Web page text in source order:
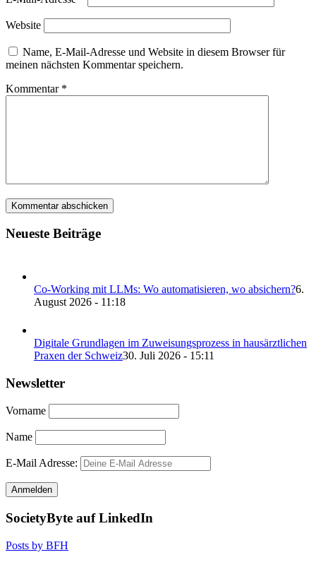
Website
Name, E-Mail-Adresse und Website in diesem Browser für
meinen nächsten Kommentar speichern.
Kommentar *
Neueste Beiträge
Co-Working mit LLMs: Wo automatisieren, wo absichern?6.
August 2026 - 11:18
Digitale Grundlagen im Zuweisungsprozess in hausärztlichen
Praxen der Schweiz30. Juli 2026 - 15:11
Newsletter
Vorname
Name
E-Mail Adresse:
SocietyByte auf LinkedIn
Posts by BFH